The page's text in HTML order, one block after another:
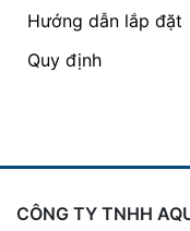
Hướng dẫn lắp đặt
Quy định
CÔNG TY TNHH